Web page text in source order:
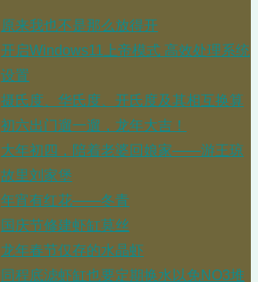
原来我也不是那么放得开
开启Windows11上帝模式 高效处理系统
设置
摄氏度、华氏度、开氏度及其相互换算
初六出门遛一遛，龙年大吉！
大年初四，陪着老婆回娘家——游王琼
故里刘家堡
年宵有红花——冬青
国庆节修建虾缸莫丝
龙年春节仅存的水晶虾
同程底滤虾缸也要定期换水以免NO3堆